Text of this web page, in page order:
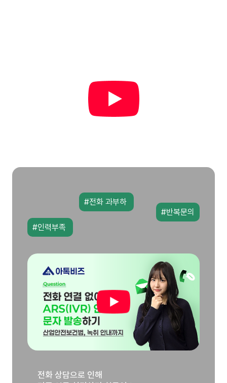
#인력부족
#전화 과부하
#반복문의
전화 상담으로 인해